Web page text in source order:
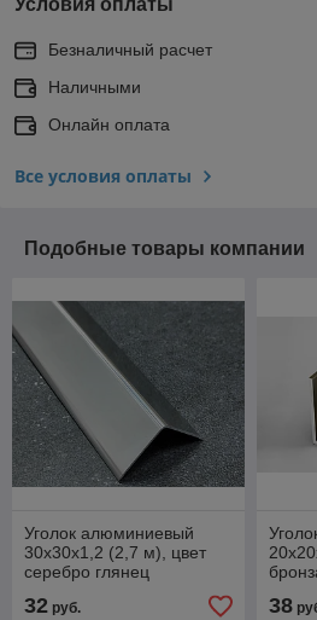
Безналичный расчет
Наличными
Онлайн оплата
Все условия оплаты
Подобные товары компании
Уголок алюминиевый
30х30х1,2 (2,7 м), цвет
серебро глянец
32 руб. 38